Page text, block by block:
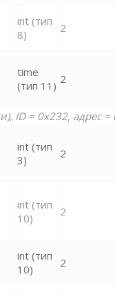
int (тип
8)
2
time
(тип 11) 2
ID = 0x232, адрес =
int (тип
3)
2
int (тип
10)
2
int (тип
10)
2